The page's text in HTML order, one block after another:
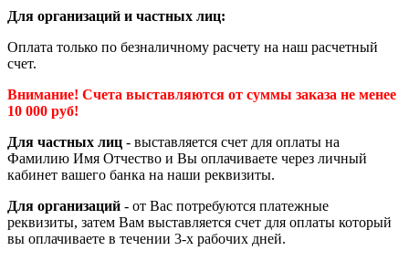
Для организаций и частных лиц:
Оплата только по безналичному расчету на наш расчетный
счет.
Внимание! Счета выставляются от суммы заказа не менее
10 000 руб!
Для частных лиц - выставляется счет для оплаты на
Фамилию Имя Отчество и Вы оплачиваете через личный
кабинет вашего банка на наши реквизиты.
Для организаций - от Вас потребуются платежные
реквизиты, затем Вам выставляется счет для оплаты который
вы оплачиваете в течении 3-х рабочих дней.